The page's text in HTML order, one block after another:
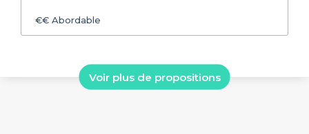
€€ Abordable
Voir plus de propositions